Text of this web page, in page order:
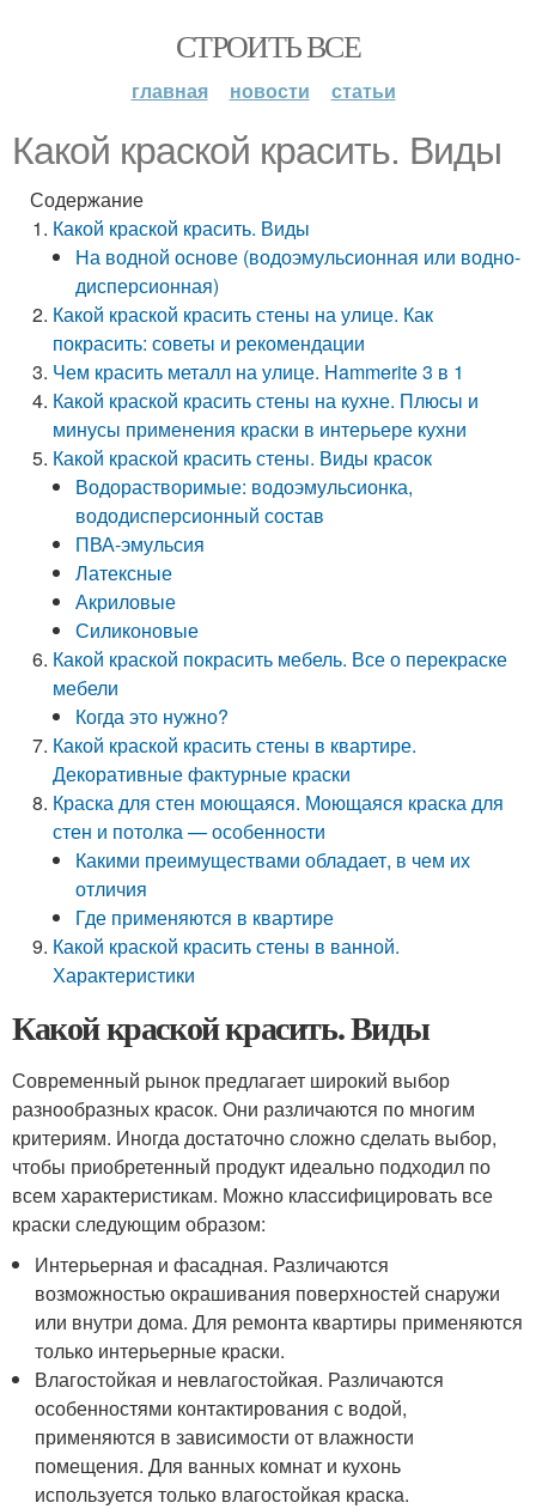
СТРОИТЬ ВСЕ
главная новости статьи
Какой краской красить. Виды
Содержание
Какой краской красить. Виды
На водной основе (водоэмульсионная или водно-
дисперсионная)
Какой краской красить стены на улице. Как
покрасить: советы и рекомендации
Чем красить металл на улице. Hammerite 3 в 1
Какой краской красить стены на кухне. Плюсы и
минусы применения краски в интерьере кухни
Какой краской красить стены. Виды красок
Водорастворимые: водоэмульсионка,
вододисперсионный состав
ПВА-эмульсия
Латексные
Акриловые
Силиконовые
Какой краской покрасить мебель. Все о перекраске
мебели
Когда это нужно?
Какой краской красить стены в квартире.
Декоративные фактурные краски
Краска для стен моющаяся. Моющаяся краска для
стен и потолка — особенности
Какими преимуществами обладает, в чем их
отличия
Где применяются в квартире
Какой краской красить стены в ванной.
Характеристики
Какой краской красить. Виды
Современный рынок предлагает широкий выбор
разнообразных красок. Они различаются по многим
критериям. Иногда достаточно сложно сделать выбор,
чтобы приобретенный продукт идеально подходил по
всем характеристикам. Можно классифицировать все
краски следующим образом:
Интерьерная и фасадная. Различаются
возможностью окрашивания поверхностей снаружи
или внутри дома. Для ремонта квартиры применяются
только интерьерные краски.
Влагостойкая и невлагостойкая. Различаются
особенностями контактирования с водой,
применяются в зависимости от влажности
помещения. Для ванных комнат и кухонь
используется только влагостойкая краска.